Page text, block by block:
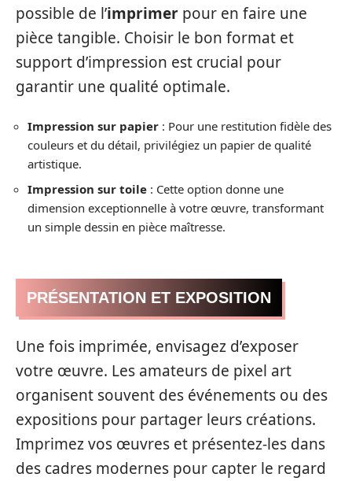
possible de l’imprimer pour en faire une
pièce tangible. Choisir le bon format et
support d’impression est crucial pour
garantir une qualité optimale.
Impression sur papier : Pour une restitution fidèle des
couleurs et du détail, privilégiez un papier de qualité
artistique.
Impression sur toile : Cette option donne une
dimension exceptionnelle à votre œuvre, transformant
un simple dessin en pièce maîtresse.
PRÉSENTATION ET EXPOSITION
Une fois imprimée, envisagez d’exposer
votre œuvre. Les amateurs de pixel art
organisent souvent des événements ou des
expositions pour partager leurs créations.
Imprimez vos œuvres et présentez-les dans
des cadres modernes pour capter le regard